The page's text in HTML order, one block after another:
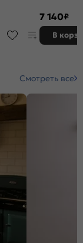
7 140₽
В
Смотреть все